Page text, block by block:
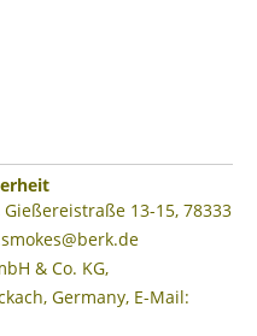
13-15, 78333
& Co. KG,
Germany, E-Mail: